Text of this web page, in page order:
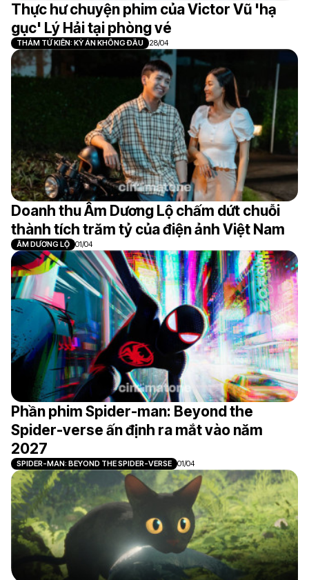
Thực hư chuyện phim của Victor Vũ 'hạ
gục' Lý Hải tại phòng vé
THÁM TỬ KIÊN: KỲ ÁN KHÔNG ĐẦU 28/04
Doanh thu Âm Dương Lộ chấm dứt chuỗi
thành tích trăm tỷ của điện ảnh Việt Nam
ÂM DƯƠNG LỘ 01/04
Phần phim Spider-man: Beyond the
Spider-verse ấn định ra mắt vào năm
2027
SPIDER-MAN: BEYOND THE SPIDER-VERSE 01/04